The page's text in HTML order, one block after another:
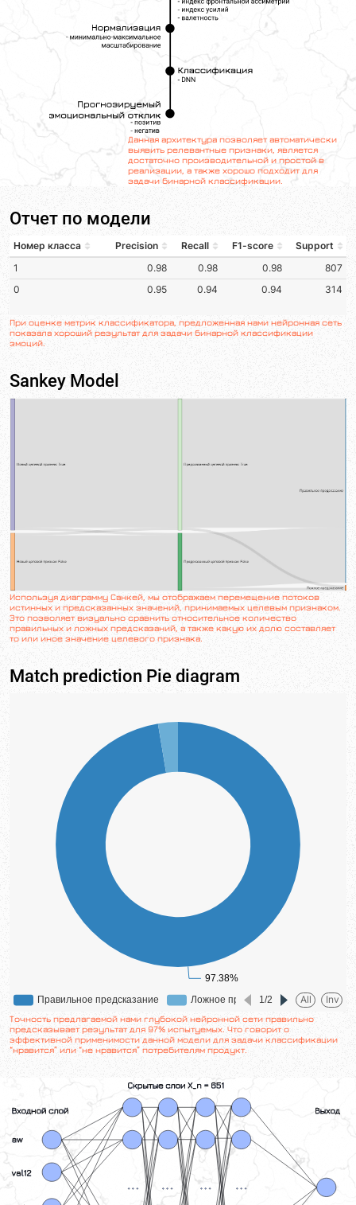
Данная архитектура позволяет автоматически
выявить релевантные признаки, является
достаточно производительной и простой в
реализации, а также хорошо подходит для
задачи бинарной классификации.
При оценке метрик классификатора, предложенная нами нейронная сеть
показала хороший результат для задачи бинарной классификации
эмоций.
Отчет по модели
Sankey Model
Используя диаграмму Санкей, мы отображаем перемещение потоков
истинных и предсказанных значений, принимаемых целевым признаком.
Это позволяет визуально сравнить относительное количество
правильных и ложных предсказаний, а также какую их долю составляет
то или иное значение целевого признака.
Точность предлагаемой нами глубокой нейронной сети правильно
предсказывает результат для 97% испытуемых. Что говорит о
эффективной применимости данной модели для задачи классификации
“нравится” или “не нравится” потребителям продукт.
Match prediction Pie diagram